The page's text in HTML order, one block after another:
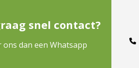
snel contact?
ons dan een Whatsapp